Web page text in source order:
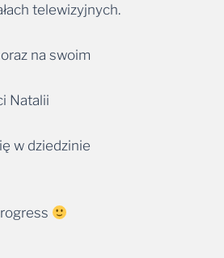
telewizyjnych.
na swoim
Natalii
w dziedzinie